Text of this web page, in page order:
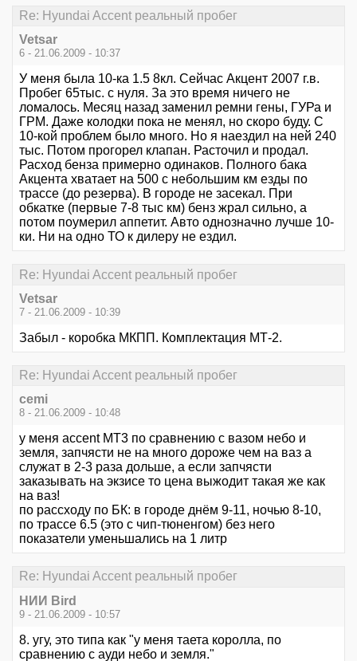
Re: Hyundai Accent реальный пробег
Vetsar
6 - 21.06.2009 - 10:37
У меня была 10-ка 1.5 8кл. Сейчас Акцент 2007 г.в.
Пробег 65тыс. с нуля. За это время ничего не
ломалось. Месяц назад заменил ремни гены, ГУРа и
ГРМ. Даже колодки пока не менял, но скоро буду. С
10-кой проблем было много. Но я наездил на ней 240
тыс. Потом прогорел клапан. Расточил и продал.
Расход бенза примерно одинаков. Полного бака
Акцента хватает на 500 с небольшим км езды по
трассе (до резерва). В городе не засекал. При
обкатке (первые 7-8 тыс км) бенз жрал сильно, а
потом поумерил аппетит. Авто однозначно лучше 10-
ки. Ни на одно ТО к дилеру не ездил.
Re: Hyundai Accent реальный пробег
Vetsar
7 - 21.06.2009 - 10:39
Забыл - коробка МКПП. Комплектация МТ-2.
Re: Hyundai Accent реальный пробег
cemi
8 - 21.06.2009 - 10:48
у меня accent MT3 по сравнению с вазом небо и
земля, запчясти не на много дороже чем на ваз а
служат в 2-3 раза дольше, а если запчясти
заказывать на экзисе то цена выжодит такая же как
на ваз!
по рассходу по БК: в городе днём 9-11, ночью 8-10,
по трассе 6.5 (это с чип-тюненгом) без него
показатели уменьшались на 1 литр
Re: Hyundai Accent реальный пробег
НИИ Bird
9 - 21.06.2009 - 10:57
8. угу, это типа как "у меня таета королла, по
сравнению с ауди небо и земля."